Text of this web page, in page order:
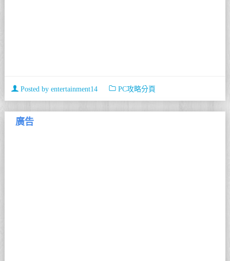
Posted by entertainment14 PC攻略分頁
廣告